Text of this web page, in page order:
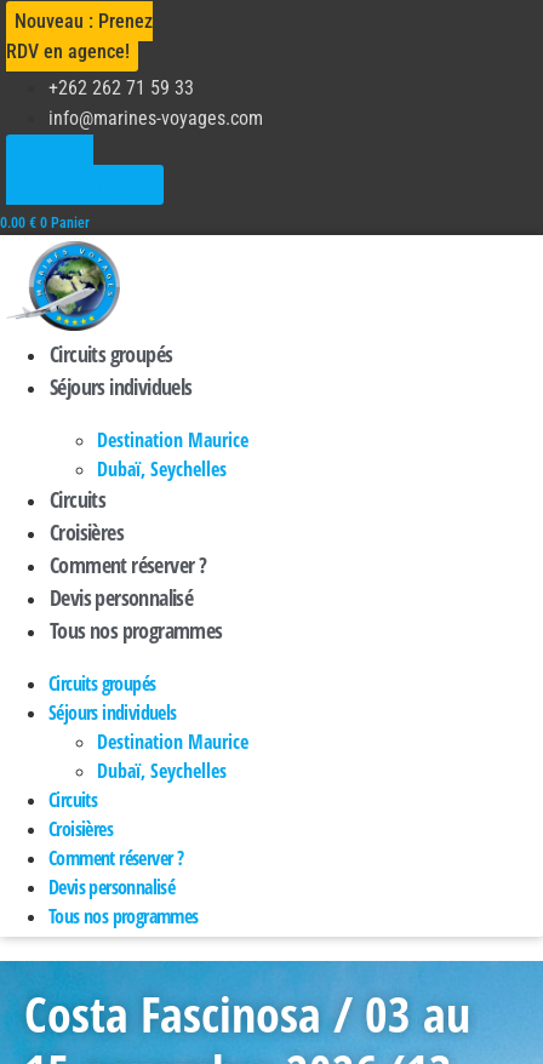
Aller
au
contenu
Nouveau : Prenez
RDV en agence!
+262 262 71 59 33
info@marines-voyages.com
0.00 € 0 Panier
Circuits groupés
Séjours individuels
Destination Maurice
Dubaï, Seychelles
Circuits
Croisières
Comment réserver ?
Devis personnalisé
Tous nos programmes
Circuits groupés
Séjours individuels
Destination Maurice
Dubaï, Seychelles
Circuits
Croisières
Comment réserver ?
Devis personnalisé
Tous nos programmes
Costa Fascinosa / 03 au